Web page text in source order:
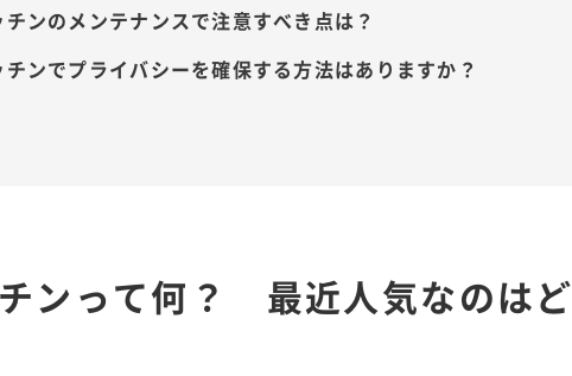
ンのメンテナンスで注意すべき点は？
ンでプライバシーを確保する方法はありますか？
ンって何？ 最近人気なのはど